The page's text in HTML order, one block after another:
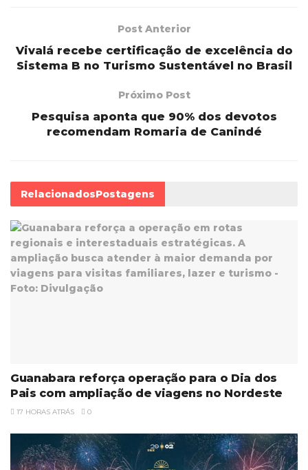
Post Anterior
Vivalá recebe certificação de excelência do
Sistema B no Turismo Sustentável no Brasil
Próximo Post
Pesquisa aponta que 90% dos devotos
recomendam Romaria de Canindé
RelacionadosPostagens
Guanabara reforça operação para o Dia dos
Pais com ampliação de viagens no Nordeste
17 HORAS ATRÁS 0